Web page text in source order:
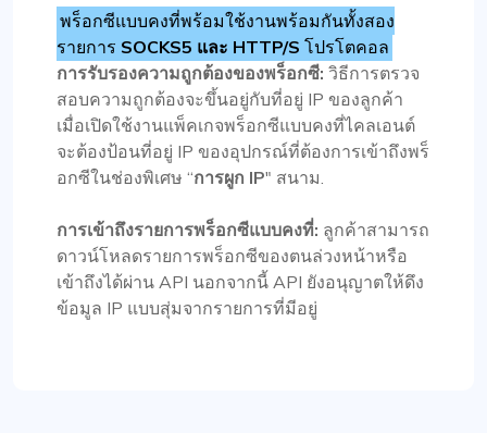
พร็อกซีแบบคงที่พร้อมใช้งานพร้อมกันทั้งสอง
รายการ SOCKS5 และ HTTP/S โปรโตคอล
การรับรองความถูกต้องของพร็อกซี: วิธีการตรวจ
สอบความถูกต้องจะขึ้นอยู่กับที่อยู่ IP ของลูกค้า
เมื่อเปิดใช้งานแพ็คเกจพร็อกซีแบบคงที่ไคลเอนต์
จะต้องป้อนที่อยู่ IP ของอุปกรณ์ที่ต้องการเข้าถึงพร็
อกซีในช่องพิเศษ “การผูก IP" สนาม.
การเข้าถึงรายการพร็อกซีแบบคงที่: ลูกค้าสามารถ
ดาวน์โหลดรายการพร็อกซีของตนล่วงหน้าหรือ
เข้าถึงได้ผ่าน API นอกจากนี้ API ยังอนุญาตให้ดึง
ข้อมูล IP แบบสุ่มจากรายการที่มีอยู่